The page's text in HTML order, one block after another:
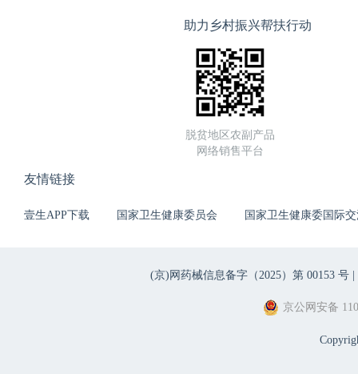
助力乡村振兴帮扶行动
脱贫地区农副产品
网络销售平台
友情链接
壹生APP下载 国家卫生健康委员会 国家卫生健康委国际
(京)网药械信息备字（2025）第 00153 号 |
京公网安备